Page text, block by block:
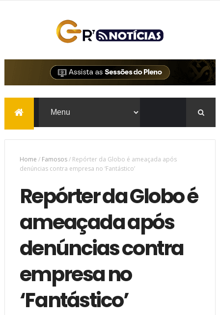
Home / Famosos/ Repórter da Globo é ameaçada após
denúncias contra empresa no ‘Fantástico’
Repórter da Globo é
ameaçada após
denúncias contra
empresa no
‘Fantástico’